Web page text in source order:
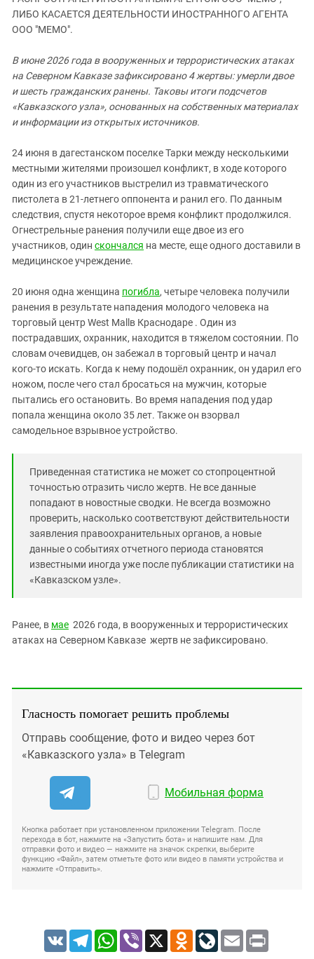
ЗАСТАВЛЯЕТ
МОБИЛИЗАЦИЯ И ПРОТЕСТЫ
Дагестан
Ингушетия
Кабардино-Балкария
Калмыкия
Карачаево-Черкесия
Краснодарский край
Российская Федерация
Ростовская область
СКФО
Ставропольский край
Южная Осетия
Южный Кавказ
ЮФО
ЛИБО КАСАЕТСЯ ДЕЯТЕЛЬНОСТИ ИНОСТРАННОГО АГЕНТА
ООО "МЕМО".
В июне 2026 года в вооруженных и террористических атаках
на Северном Кавказе зафиксировано 4 жертвы: умерли двое
и шесть гражданских ранены. Таковы итоги подсчетов
«Кавказского узла», основанных на собственных материалах
и информации из открытых источников.
24 июня в дагестанском поселке Тарки между несколькими
местными жителями произошел конфликт, в ходе которого
один из его участников выстрелил из травматического
пистолета в 21-летнего оппонента и ранил его. По данным
следствия, спустя некоторое время конфликт продолжился.
Огнестрельные ранения получили еще двое из его
участников, один скончался на месте, еще одного доставили в
медицинское учреждение.
20 июня одна женщина погибла, четыре человека получили
ранения в результате нападения молодого человека на
торговый центр West Mallв Краснодаре . Один из
пострадавших, охранник, находится в тяжелом состоянии. По
словам очевидцев, он забежал в торговый центр и начал
кого-то искать. Когда к нему подошёл охранник, он ударил его
ножом, после чего стал бросаться на мужчин, которые
пытались его остановить. Во время нападения под удар
попала женщина около 35 лет. Также он взорвал
самодельное взрывное устройство.
Приведенная статистика не может со стопроцентной
точностью отразить число жертв. Не все данные
попадают в новостные сводки. Не всегда возможно
проверить, насколько соответствуют действительности
заявления правоохранительных органов, а новые
данные о событиях отчетного периода становятся
известными иногда уже после публикации статистики на
«Кавказском узле».
Ранее, в мае 2026 года, в вооруженных и террористических
атаках на Северном Кавказе жертв не зафиксировано.
Гласность помогает решить проблемы
Отправь сообщение, фото и видео через бот
«Кавказского узла» в Telegram
Мобильная форма
Кнопка работает при установленном приложении Telegram. После
перехода в бот, нажмите на «Запустить бота» и напишите нам. Для
отправки фото и видео — нажмите на значок скрепки, выберите
функцию «Файл», затем отметьте фото или видео в памяти устройства и
нажмите «Отправить».
VK TelegramWhatsApp
Viber X Odnoklassniki
LiveJournal
Email Print